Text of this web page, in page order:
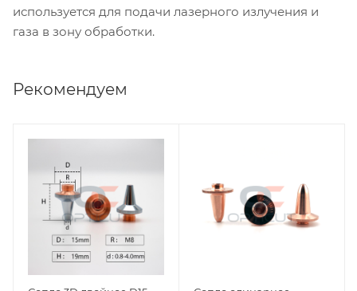
используется для подачи лазерного излучения и
газа в зону обработки.
Рекомендуем